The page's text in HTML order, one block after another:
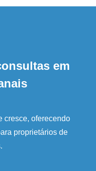
em
cresce, oferecendo
proprietários de